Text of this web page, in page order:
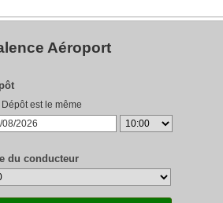
Aéroport
Dépôt est le même
du conducteur